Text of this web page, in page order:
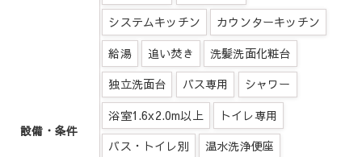
設備・条件
システムキッチン
カウンターキッチン
給湯
追い焚き
洗髪洗面化粧台
独立洗面台
バス専用
シャワー
浴室1.6x2.0m以上
トイレ専用
バス・トイレ別
温水洗浄便座